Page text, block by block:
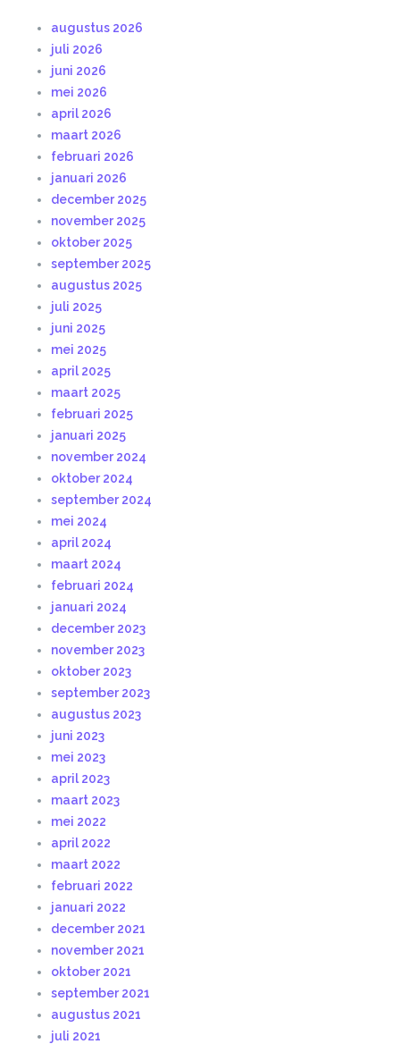
augustus 2026
juli 2026
juni 2026
mei 2026
april 2026
maart 2026
februari 2026
januari 2026
december 2025
november 2025
oktober 2025
september 2025
augustus 2025
juli 2025
juni 2025
mei 2025
april 2025
maart 2025
februari 2025
januari 2025
november 2024
oktober 2024
september 2024
mei 2024
april 2024
maart 2024
februari 2024
januari 2024
december 2023
november 2023
oktober 2023
september 2023
augustus 2023
juni 2023
mei 2023
april 2023
maart 2023
mei 2022
april 2022
maart 2022
februari 2022
januari 2022
december 2021
november 2021
oktober 2021
september 2021
augustus 2021
juli 2021